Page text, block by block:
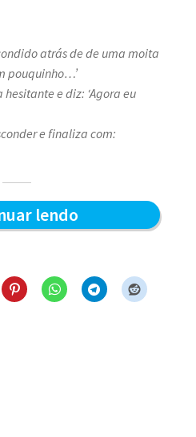
atrás de de uma moita
pouquinho…’
e diz: ‘Agora eu
e finaliza com:
lendoDemorou
e